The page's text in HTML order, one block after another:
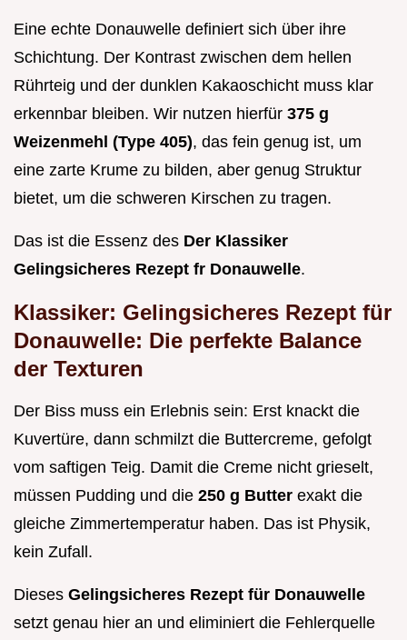
Eine echte Donauwelle definiert sich über ihre
Schichtung. Der Kontrast zwischen dem hellen
Rührteig und der dunklen Kakaoschicht muss klar
erkennbar bleiben. Wir nutzen hierfür 375 g
Weizenmehl (Type 405), das fein genug ist, um
eine zarte Krume zu bilden, aber genug Struktur
bietet, um die schweren Kirschen zu tragen.
Das ist die Essenz des Der Klassiker
Gelingsicheres Rezept fr Donauwelle.
Klassiker: Gelingsicheres Rezept für
Donauwelle: Die perfekte Balance
der Texturen
Der Biss muss ein Erlebnis sein: Erst knackt die
Kuvertüre, dann schmilzt die Buttercreme, gefolgt
vom saftigen Teig. Damit die Creme nicht grieselt,
müssen Pudding und die 250 g Butter exakt die
gleiche Zimmertemperatur haben. Das ist Physik,
kein Zufall.
Dieses Gelingsicheres Rezept für Donauwelle
setzt genau hier an und eliminiert die Fehlerquelle